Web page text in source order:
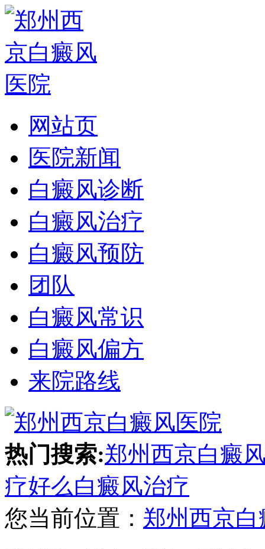
网站页
医院新闻
白癜风诊断
白癜风治疗
白癜风预防
团队
白癜风常识
白癜风偏方
来院路线
热门搜索:郑州西京白癜
疗好么白癜风治疗
您当前位置： 郑州西京